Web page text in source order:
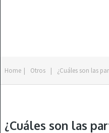
Home | Otros | ¿Cuáles son las
¿Cuáles son las